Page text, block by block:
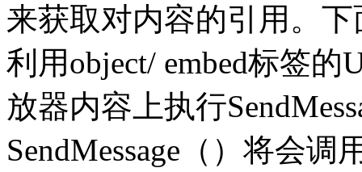
来获取对内容的引用。下
利用object/ embed标签
放器内容上执行
SendMessage（）将会